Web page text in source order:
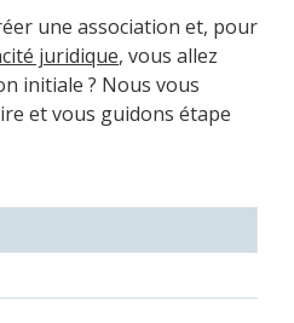
une association et, pour
juridique, vous allez
initiale ? Nous vous
et vous guidons étape